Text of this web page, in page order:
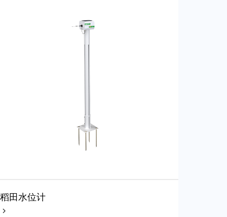
稻田水位计